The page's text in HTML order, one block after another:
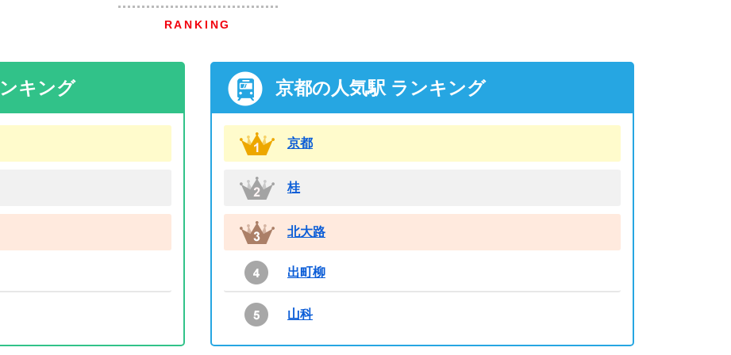
RANKING
キング 京都の人気駅 ランキング
京都
桂
北大路
出町柳
山科